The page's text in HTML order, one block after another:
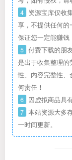
4 资源宝库仅收
享，不提供任何的
保证您一定能赚钱
5 付费下载的朋
是出于收集整理
性、内容完整性
何责任！
6 因虚拟商品具
7 本站资源大多
一时间更新。